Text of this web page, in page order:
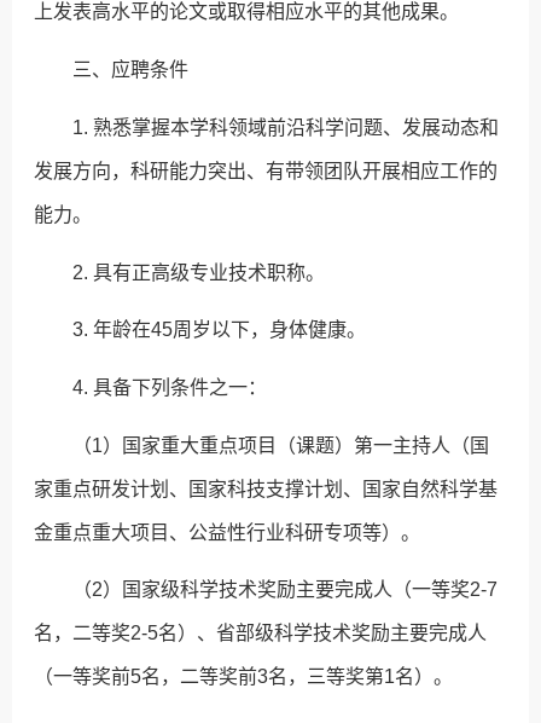
上发表高水平的论文或取得相应水平的其他成果。
三、应聘条件
1. 熟悉掌握本学科领域前沿科学问题、发展动态和
发展方向，科研能力突出、有带领团队开展相应工作的
能力。
2. 具有正高级专业技术职称。
3. 年龄在45周岁以下，身体健康。
4. 具备下列条件之一：
（1）国家重大重点项目（课题）第一主持人（国
家重点研发计划、国家科技支撑计划、国家自然科学基
金重点重大项目、公益性行业科研专项等）。
（2）国家级科学技术奖励主要完成人（一等奖2-7
名，二等奖2-5名）、省部级科学技术奖励主要完成人
（一等奖前5名，二等奖前3名，三等奖第1名）。